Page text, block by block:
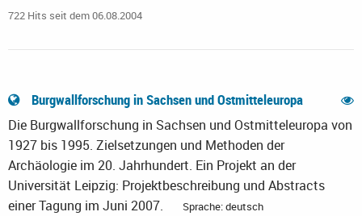
722 Hits seit dem 06.08.2004
Burgwallforschung in Sachsen und Ostmitteleuropa
Die Burgwallforschung in Sachsen und Ostmitteleuropa von
1927 bis 1995. Zielsetzungen und Methoden der
Archäologie im 20. Jahrhundert. Ein Projekt an der
Universität Leipzig: Projektbeschreibung und Abstracts
einer Tagung im Juni 2007.
Sprache: deutsch